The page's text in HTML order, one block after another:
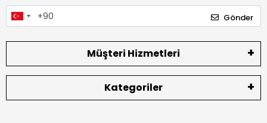
Gönder
Müşteri Hizmetleri
Kategoriler